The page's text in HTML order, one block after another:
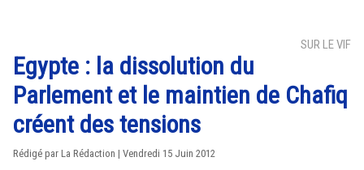
SUR LE VIF
Egypte : la dissolution du
Parlement et le maintien de Chafiq
créent des tensions
Rédigé par La Rédaction | Vendredi 15 Juin 2012